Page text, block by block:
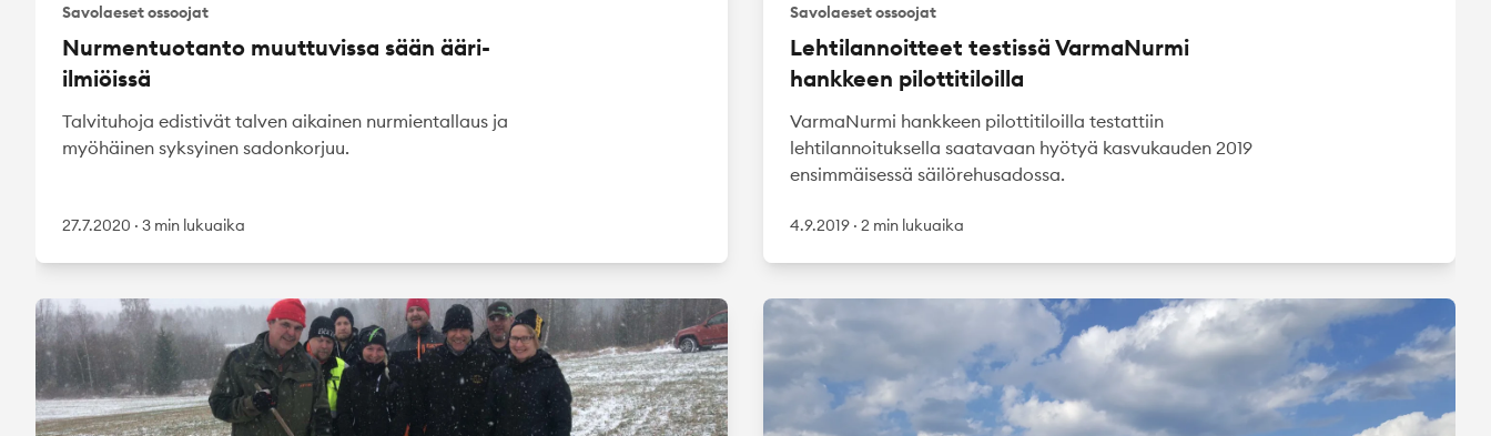
Savolaeset ossoojat
Nurmentuotanto muuttuvissa sään ääri-
ilmiöissä
Talvituhoja edistivät talven aikainen nurmientallaus ja
myöhäinen syksyinen sadonkorjuu.
27.7.2020 · 3 min lukuaika
Savolaeset ossoojat
Lehtilannoitteet testissä VarmaNurmi
hankkeen pilottitiloilla
VarmaNurmi hankkeen pilottitiloilla testattiin
lehtilannoituksella saatavaan hyötyä kasvukauden 2019
ensimmäisessä säilörehusadossa.
4.9.2019 · 2 min lukuaika